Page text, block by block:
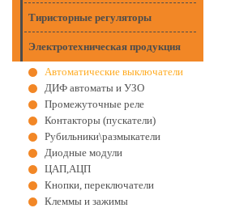
Тиристорные регуляторы
Электротехническая продукция
Автоматические выключатели
ДИФ автоматы и УЗО
Промежуточные реле
Контакторы (пускатели)
Рубильники\размыкатели
Диодные модули
ЦАП,АЦП
Кнопки, переключатели
Клеммы и зажимы